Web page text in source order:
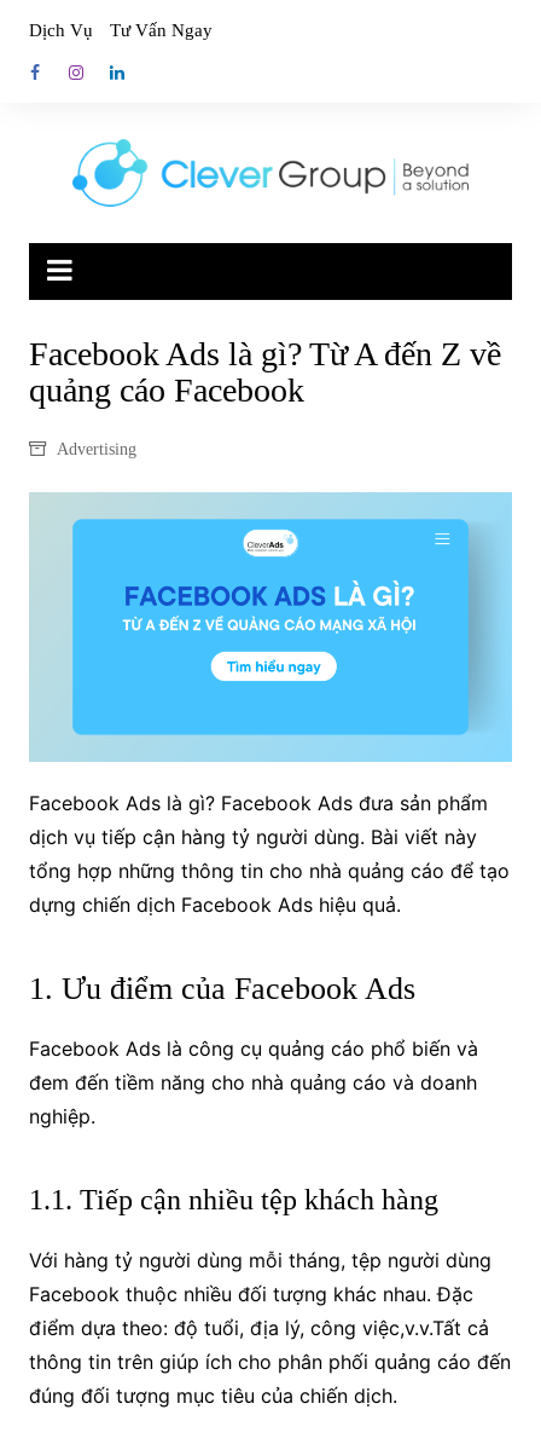
content
Dịch Vụ Tư Vấn Ngay
Facebook Ads là gì? Từ A đến Z về
quảng cáo Facebook
Advertising
Facebook Ads là gì? Facebook Ads đưa sản phẩm
dịch vụ tiếp cận hàng tỷ người dùng. Bài viết này
tổng hợp những thông tin cho nhà quảng cáo để tạo
dựng chiến dịch Facebook Ads hiệu quả.
1. Ưu điểm của Facebook Ads
Facebook Ads là công cụ quảng cáo phổ biến và
đem đến tiềm năng cho nhà quảng cáo và doanh
nghiệp.
1.1. Tiếp cận nhiều tệp khách hàng
Với hàng tỷ người dùng mỗi tháng, tệp người dùng
Facebook thuộc nhiều đối tượng khác nhau. Đặc
điểm dựa theo: độ tuổi, địa lý, công việc,v.v.Tất cả
thông tin trên giúp ích cho phân phối quảng cáo đến
đúng đối tượng mục tiêu của chiến dịch.